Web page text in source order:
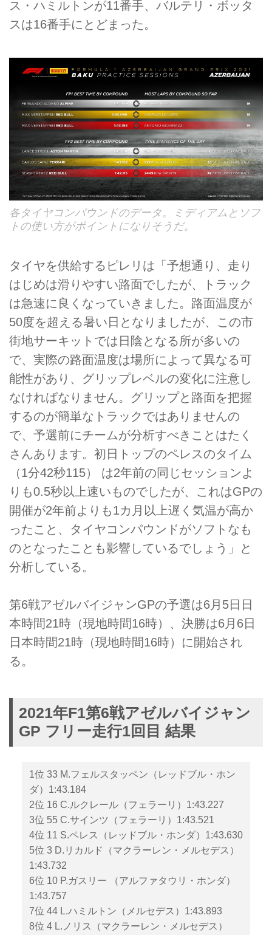
ス・ハミルトンが11番手、バルテリ・ボッタ
スは16番手にとどまった。
各タイヤコンパウンドのデータ。ミディアムとソフ
トの使い方がポイントになりそうだ。
タイヤを供給するピレリは「予想通り、走り
はじめは滑りやすい路面でしたが、トラック
は急速に良くなっていきました。路面温度が
50度を超える暑い日となりましたが、この市
街地サーキットでは日陰となる所が多いの
で、実際の路面温度は場所によって異なる可
能性があり、グリップレベルの変化に注意し
なければなりません。グリップと路面を把握
するのが簡単なトラックではありませんの
で、予選前にチームが分析すべきことはたく
さんあります。初日トップのペレスのタイム
（1分42秒115） は2年前の同じセッションよ
りも0.5秒以上速いものでしたが、これはGPの
開催が2年前よりも1カ月以上遅く気温が高か
ったこと、タイヤコンパウンドがソフトなも
のとなったことも影響しているでしょう」と
分析している。
第6戦アゼルバイジャンGPの予選は6月5日日
本時間21時（現地時間16時）、決勝は6月6日
日本時間21時（現地時間16時）に開始され
る。
2021年F1第6戦アゼルバイジャン
GP フリー走行1回目 結果
1位 33 M.フェルスタッペン（レッドブル・ホン
ダ）1:43.184
2位 16 C.ルクレール（フェラーリ）1:43.227
3位 55 C.サインツ（フェラーリ）1:43.521
4位 11 S.ペレス（レッドブル・ホンダ）1:43.630
5位 3 D.リカルド（マクラーレン・メルセデス）
1:43.732
6位 10 P.ガスリー （アルファタウリ・ホンダ）
1:43.757
7位 44 L.ハミルトン（メルセデス）1:43.893
8位 4 L.ノリス（マクラーレン・メルセデス）